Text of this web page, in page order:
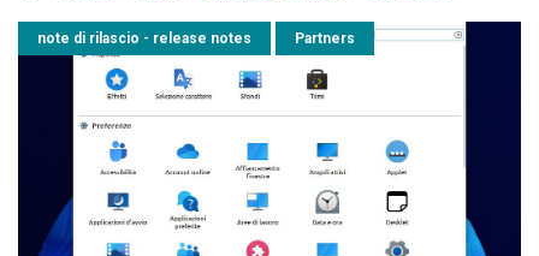
note di rilascio - release notes Partners